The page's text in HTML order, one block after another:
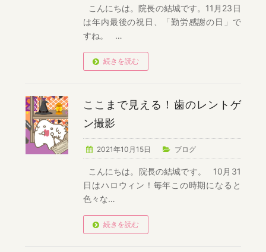
こんにちは。院長の結城です。11月23日
は年内最後の祝日、「勤労感謝の日」で
すね。 …
続きを読む
ここまで見える！歯のレントゲ
ン撮影
2021年10月15日 ブログ
こんにちは。院長の結城です。 10月31
日はハロウィン！毎年この時期になると
色々な…
続きを読む